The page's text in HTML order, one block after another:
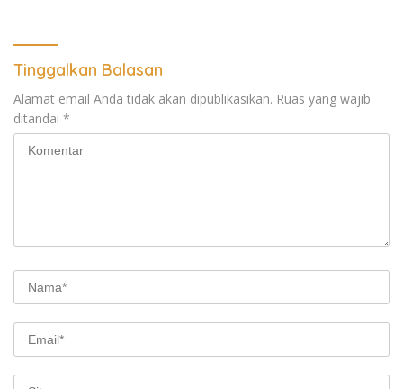
Pemantau dan Pengawas
MBG
Tinggalkan Balasan
Alamat email Anda tidak akan dipublikasikan. Ruas yang wajib
ditandai *